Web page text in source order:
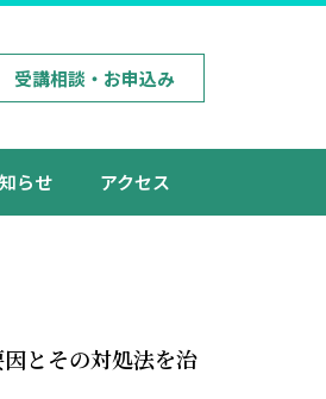
受講相談・お申込み
らせ アクセス
とその対処法を治